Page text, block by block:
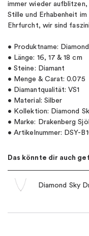
immer wieder
Stille und Erhabenheit
Ehrfurcht, wir sind
• Produktname:
• Länge: 16, 17 & 18 cm
• Steine: Diamant
• Menge & Carat: 0.075
• Diamantqualität: VS1
• Material: Silber
• Kollektion: Diamond
• Marke: Drakenberg
• Artikelnummer: DSY-
Das könnte dir auch
Diamond Sky